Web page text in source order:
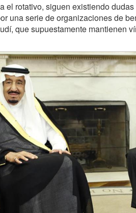
el rotativo, siguen existiendo
una serie de organizaciones de
que supuestamente mantienen